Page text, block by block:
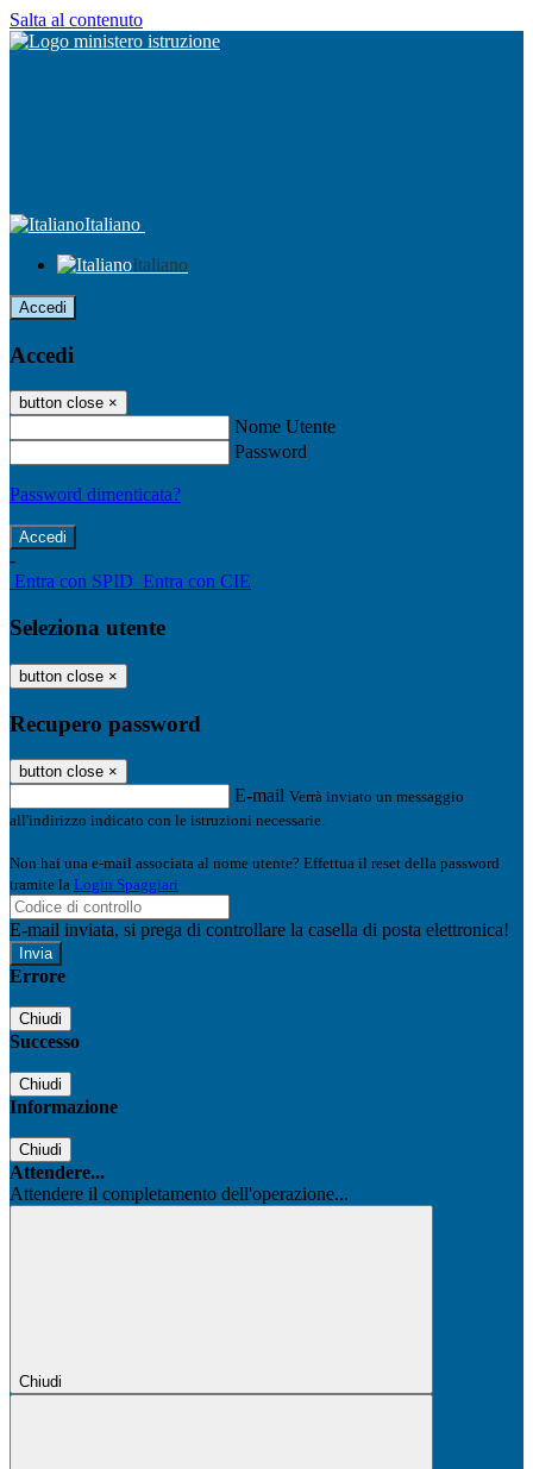
Salta al contenuto
Italiano
Italiano
Accedi
Accedi
button close ×
Nome Utente
Password
Password dimenticata?
-
Entra con SPID Entra con CIE
Seleziona utente
button close ×
Recupero password
button close ×
E-mail Verrà inviato un messaggio
all'indirizzo indicato con le istruzioni necessarie.
Non hai una e-mail associata al nome utente? Effettua il reset della password
tramite la Login Spaggiari
E-mail inviata, si prega di controllare la casella di posta elettronica!
Errore
Chiudi
Successo
Chiudi
Informazione
Chiudi
Attendere...
Attendere il completamento dell'operazione...
Chiudi